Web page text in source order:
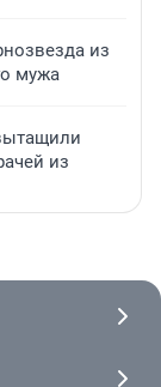
из
мужа
из